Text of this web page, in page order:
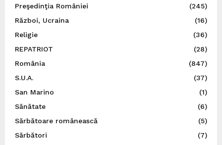
Preşedinţia României
(245)
Război, Ucraina
(16)
Religie
(36)
REPATRIOT
(28)
România
(847)
S.U.A.
(37)
San Marino
(1)
Sănătate
(6)
Sărbătoare românească
(5)
Sărbători
(7)